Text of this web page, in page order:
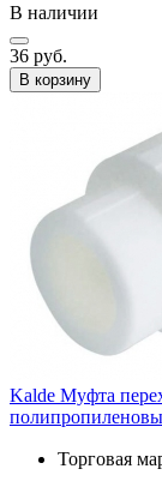
В наличии
36 руб.
В корзину
Kalde Муфта
Торговая